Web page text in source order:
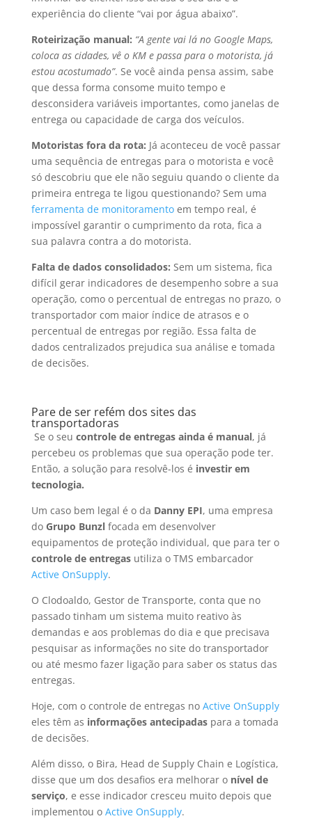
experiência do cliente “vai por água abaixo”.
Roteirização manual: “A gente vai lá no Google Maps,
coloca as cidades, vê o KM e passa para o motorista, já
estou acostumado”. Se você ainda pensa assim, sabe
que dessa forma consome muito tempo e
desconsidera variáveis importantes, como janelas de
entrega ou capacidade de carga dos veículos.
Motoristas fora da rota: Já aconteceu de você passar
uma sequência de entregas para o motorista e você
só descobriu que ele não seguiu quando o cliente da
primeira entrega te ligou questionando? Sem uma
ferramenta de monitoramentoem tempo real, é
impossível garantir o cumprimento da rota, fica a
sua palavra contra a do motorista.
Falta de dados consolidados: Sem um sistema, fica
difícil gerar indicadores de desempenho sobre a sua
operação, como o percentual de entregas no prazo, o
transportador com maior índice de atrasos e o
percentual de entregas por região. Essa falta de
dados centralizados prejudica sua análise e tomada
de decisões.
Pare de ser refém dos sites das
transportadoras
Se o seu controle de entregas ainda é manual, já
percebeu os problemas que sua operação pode ter.
Então, a solução para resolvê-los é investir em
tecnologia.
Um caso bem legal é o da Danny EPI, uma empresa
do Grupo Bunzlfocada em desenvolver
equipamentos de proteção individual, que para ter o
controle de entregasutiliza o TMS embarcador
Active OnSupply.
O Clodoaldo, Gestor de Transporte, conta que no
passado tinham um sistema muito reativo às
demandas e aos problemas do dia e que precisava
pesquisar as informações no site do transportador
ou até mesmo fazer ligação para saber os status das
entregas.
Hoje, com o controle de entregas no Active OnSupply
eles têm as informações antecipadaspara a tomada
de decisões.
Além disso, o Bira, Head de Supply Chain e Logística,
disse que um dos desafios era melhorar o nível de
serviço, e esse indicador cresceu muito depois que
implementou o Active OnSupply.